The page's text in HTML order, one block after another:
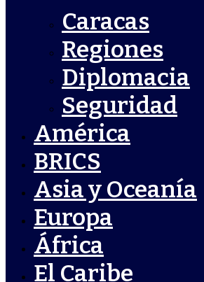
Caracas
Regiones
Diplomacia
Seguridad
América
BRICS
Asia y Oceanía
Europa
África
El Caribe